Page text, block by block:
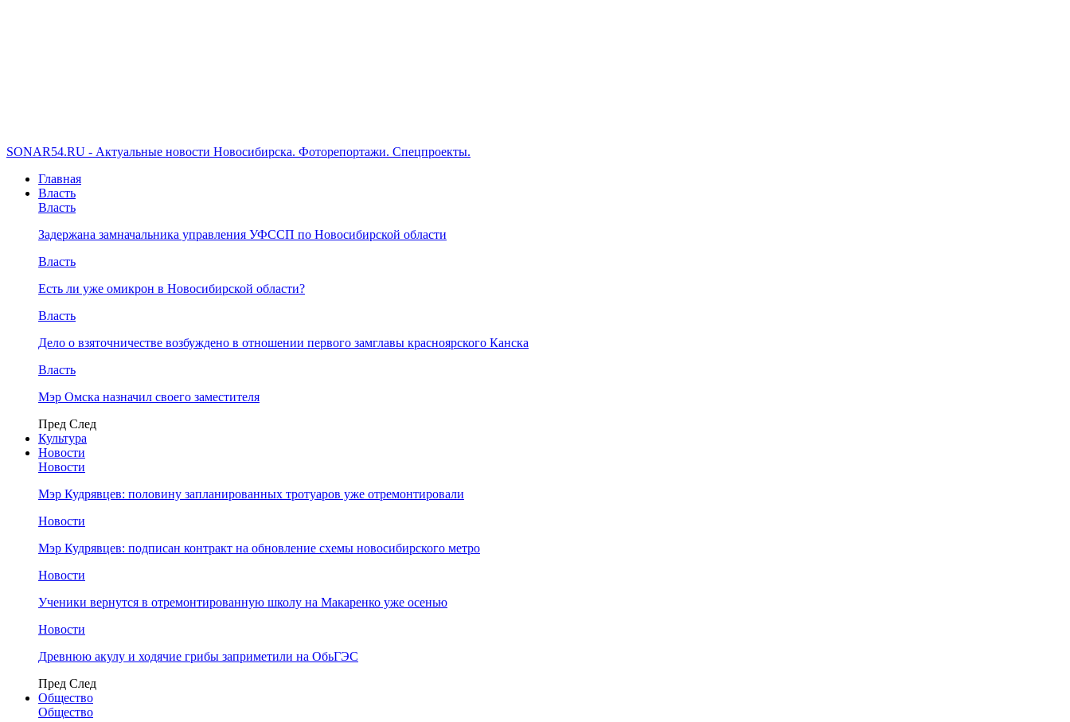
SONAR54.RU - Актуальные новости Новосибирска. Фоторепортажи. Спецпроекты.
Главная
Власть
Власть
Задержана замначальника управления УФССП по Новосибирской области
Власть
Есть ли уже омикрон в Новосибирской области?
Власть
Дело о взяточничестве возбуждено в отношении первого замглавы красноярского Канска
Власть
Мэр Омска назначил своего заместителя
Пред След
Культура
Новости
Новости
Мэр Кудрявцев: половину запланированных тротуаров уже отремонтировали
Новости
Мэр Кудрявцев: подписан контракт на обновление схемы новосибирского метро
Новости
Ученики вернутся в отремонтированную школу на Макаренко уже осенью
Новости
Древнюю акулу и ходячие грибы заприметили на ОбьГЭС
Пред След
Общество
Общество